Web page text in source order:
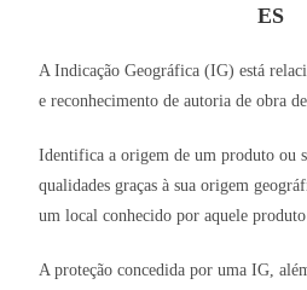
ES
A Indicação Geográfica (IG) está
e reconhecimento de autoria de obra
Identifica a origem de um produto ou
qualidades graças à sua origem
um local conhecido por aquele
A proteção concedida por uma IG,